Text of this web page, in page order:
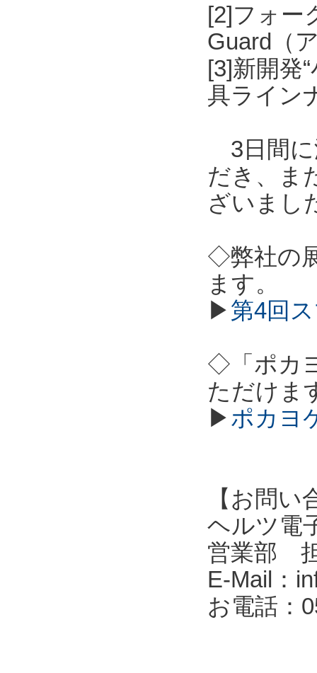
[2]フォー
Guard（
[3]新開発
具ライン
3日間に
だき、ま
ざいまし
◇弊社の
ます。
▶第4回
◇「ポカ
ただけま
▶ポカヨ
【お問い
ヘルツ電
営業部
E-Mail：
お電話：